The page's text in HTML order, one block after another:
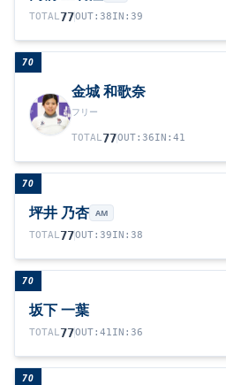
TOTAL77OUT: 38IN : 39
70
金城 和歌奈
フリー
TOTAL77OUT: 36IN : 41
70
坪井 乃杏 AM
TOTAL77OUT: 39IN : 38
70
坂下 一葉
TOTAL77OUT: 41IN : 36
70